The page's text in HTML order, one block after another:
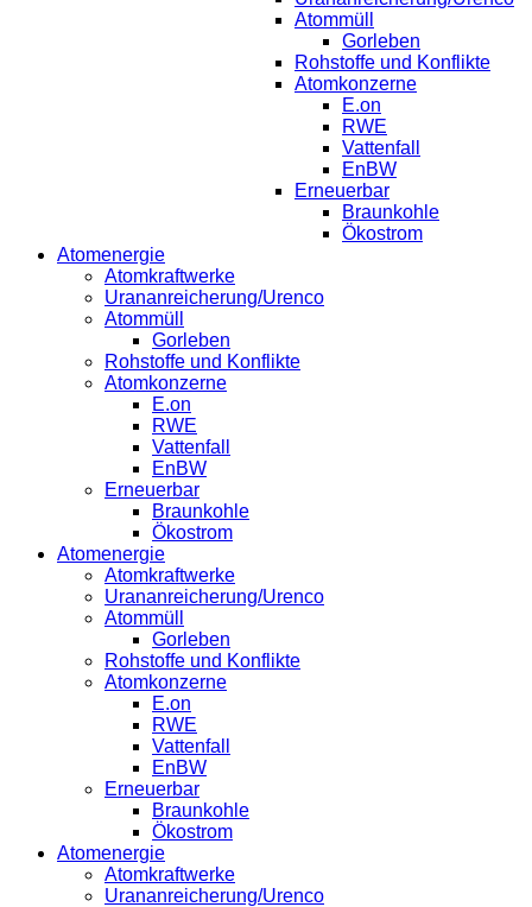
Atommüll
Gorleben
Rohstoffe und Konflikte
Atomkonzerne
E.on
RWE
Vattenfall
EnBW
Erneuerbar
Braunkohle
Ökostrom
Atomenergie
Atomkraftwerke
Urananreicherung/Urenco
Atommüll
Gorleben
Rohstoffe und Konflikte
Atomkonzerne
E.on
RWE
Vattenfall
EnBW
Erneuerbar
Braunkohle
Ökostrom
Atomenergie
Atomkraftwerke
Urananreicherung/Urenco
Atommüll
Gorleben
Rohstoffe und Konflikte
Atomkonzerne
E.on
RWE
Vattenfall
EnBW
Erneuerbar
Braunkohle
Ökostrom
Atomenergie
Atomkraftwerke
Urananreicherung/Urenco